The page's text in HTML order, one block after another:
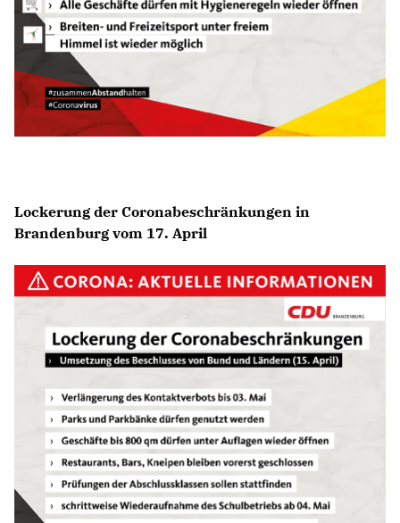
Lockerung der Coronabeschränkungen in
Brandenburg vom 17. April